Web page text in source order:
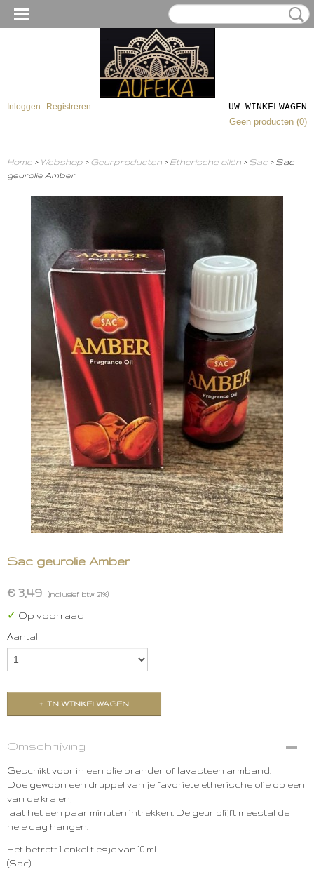
Inloggen Registreren
UW WINKELWAGEN
Geen producten (0)
Home > Webshop > Geurproducten > Etherische oliën > Sac > Sac
geurolie Amber
Sac geurolie Amber
€ 3,49 (inclusief btw 21%)
✓ Op voorraad
Aantal
IN WINKELWAGEN
Omschrijving
Geschikt voor in een olie brander of lavasteen armband.
Doe gewoon een druppel van je favoriete etherische olie op een
van de kralen,
laat het een paar minuten intrekken. De geur blijft meestal de
hele dag hangen.
Het betreft 1 enkel flesje van 10 ml
(Sac)